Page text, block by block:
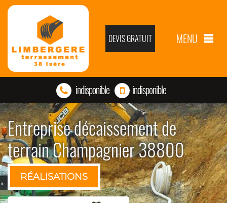
DEVIS GRATUIT MENU
indisponible indisponible
Entreprise décaissement de
terrain Champagnier 38800
RÉALISATIONS